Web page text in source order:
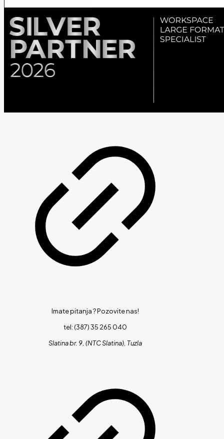
Imate pitanja ?Pozovite nas!
tel: (387) 35 265 040
Slatina br. 9, (NTC Slatina), Tuzla